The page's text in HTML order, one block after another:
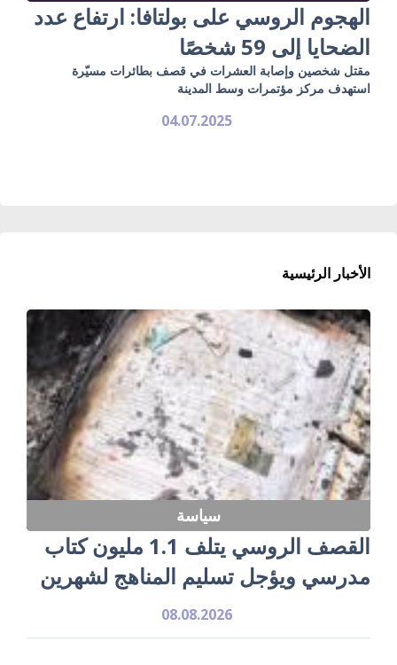
الهجوم الروسي على بولتافا: ارتفاع عدد
الضحايا إلى 59 شخصًا
مقتل شخصين وإصابة العشرات في قصف بطائرات مسيّرة
استهدف مركز مؤتمرات وسط المدينة
04.07.2025
الأخبار الرئيسية
سياسة
القصف الروسي يتلف 1.1 مليون كتاب
مدرسي ويؤجل تسليم المناهج لشهرين
08.08.2026